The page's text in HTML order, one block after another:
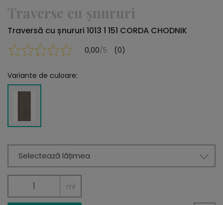
Traverse cu șnururi
Traversă cu șnururi 1013 1 151 CORDA CHODNIK
0,00/5 (0)
Variante de culoare:
Selectează lățimea
ml